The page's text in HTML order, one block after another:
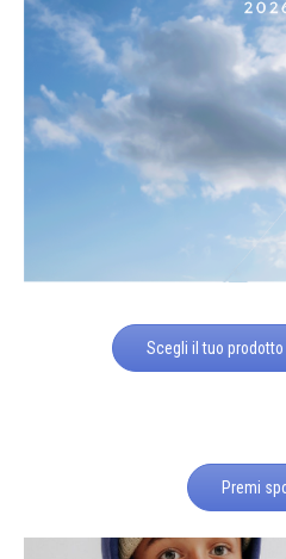
Scegli il tuo
Premi